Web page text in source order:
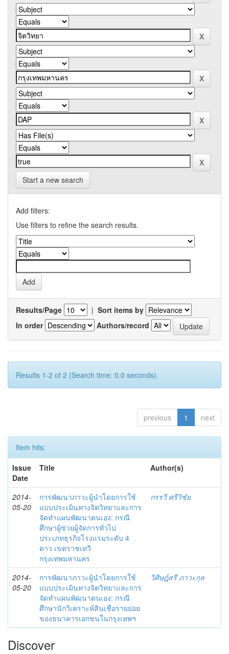
Start a new search
Add filters:
Use filters to refine the search results.
Results/Page | Sort items by
In order
Authors/record
Results 1-2 of 2 (Search time: 0.0 seconds).
previous 1 next
Item hits:
Issue
Date
Title Author(s)
2014-
05-20
การพัฒนาภาวะผู้นำโดยการใช้
แบบประเมินทางจิตวิทยาและการ
จัดทำแผนพัฒนาตนเอง: กรณี
ศึกษาผู้ช่วยผู้จัดการทั่วไป
ประเภทธุรกิจโรงแรมระดับ 4
ดาว เขตราชเทวี
กรุงเทพมหานคร
กรรวี ศรีวิชัย
2014-
05-20
การพัฒนาภาวะผู้นำโดยการใช้
แบบประเมินทางจิตวิทยาและการ
จัดทำแผนพัฒนาตนเอง: กรณี
ศึกษานักวิเคราะห์สินเชื่อรายย่อย
ของธนาคารเอกชนในกรุงเทพฯ
วิศิษฎ์สรี ภาวะกุล
Discover